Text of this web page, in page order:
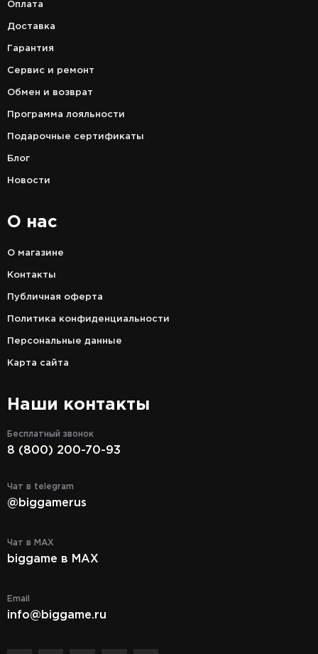
Оплата
Доставка
Гарантия
Сервис и ремонт
Обмен и возврат
Программа лояльности
Подарочные сертификаты
Блог
Новости
О нас
О магазине
Контакты
Публичная оферта
Политика конфиденциальности
Персональные данные
Карта сайта
Наши контакты
Бесплатный звонок
8 (800) 200-70-93
Чат в telegram
@biggamerus
Чат в MAX
biggame в MAX
Email
info@biggame.ru